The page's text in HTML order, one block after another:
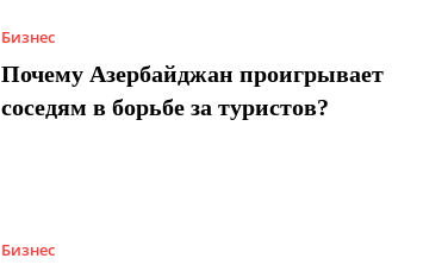
Бизнес
Почему Азербайджан проигрывает
соседям в борьбе за туристов?
Бизнес